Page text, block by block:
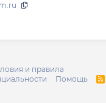
и правила
Помощь
R